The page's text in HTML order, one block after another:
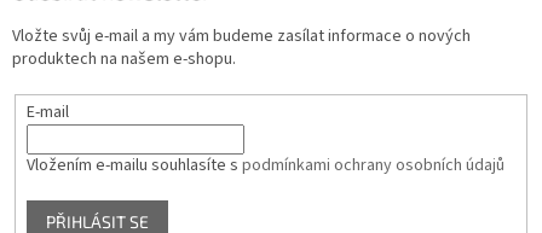
Vložte svůj e-mail a my vám budeme zasílat informace o nových
produktech na našem e-shopu.
E-mail
Vložením e-mailu souhlasíte s podmínkami ochrany osobních údajů
PŘIHLÁSIT SE